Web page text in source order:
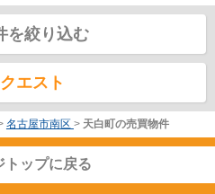
を絞り込む
エスト
名古屋市南区 > 天白町の売買物件
トップに戻る